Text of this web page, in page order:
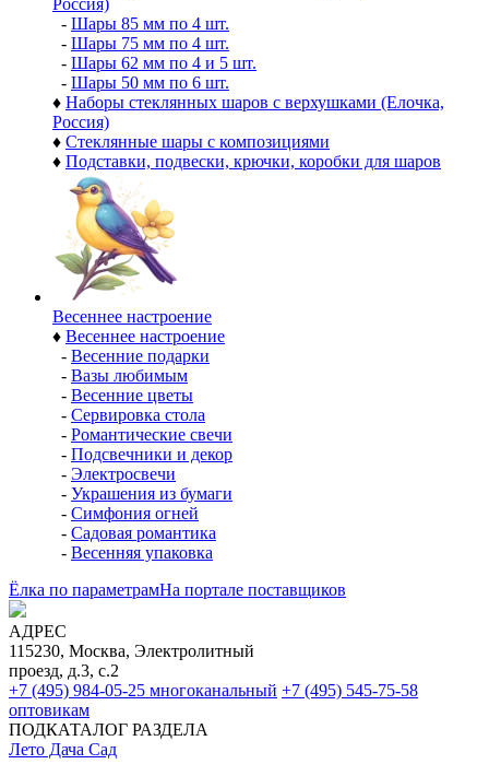
Россия)
- Шары 85 мм по 4 шт.
- Шары 75 мм по 4 шт.
- Шары 62 мм по 4 и 5 шт.
- Шары 50 мм по 6 шт.
♦ Наборы стеклянных шаров с верхушками (Елочка,
Россия)
♦ Стеклянные шары с композициями
♦ Подставки, подвески, крючки, коробки для шаров
Весеннее настроение
♦ Весеннее настроение
- Весенние подарки
- Вазы любимым
- Весенние цветы
- Сервировка стола
- Романтические свечи
- Подсвечники и декор
- Электросвечи
- Украшения из бумаги
- Симфония огней
- Садовая романтика
- Весенняя упаковка
Ёлка по параметрамНа портале поставщиков
АДРЕС
115230, Москва, Электролитный
проезд, д.3, с.2
+7 (495) 984-05-25 многоканальный +7 (495) 545-75-58
оптовикам
ПОДКАТАЛОГ РАЗДЕЛА
Лето Дача Сад